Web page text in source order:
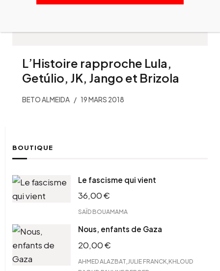
L’Histoire rapproche Lula,
Getúlio, JK, Jango et Brizola
BETO ALMEIDA 19 MARS 2018
BOUTIQUE
Le fascisme qui vient
36,00€
SAÏD BOUAMAMA
Nous, enfants de Gaza
20,00€
AHMED ALAZBAT JULIE FRANCK KHLOUD